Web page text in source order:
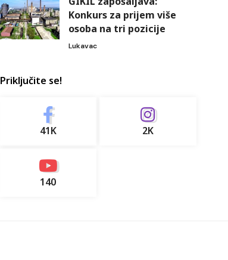
Konkurs za prijem više
osoba na tri pozicije
Lukavac
Priključite se!
41K 2K
140